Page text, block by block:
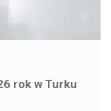
rok w Turku